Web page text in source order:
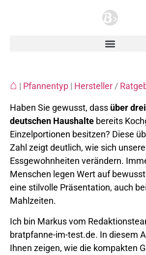
⌂ | Pfannentyp | Hersteller /
Haben Sie gewusst, dass über
deutschen Haushalte bereits
Einzelportionen besitzen? Diese
Zahl zeigt deutlich, wie sich unsere
Essgewohnheiten verändern.
Menschen legen Wert auf
eine stilvolle Präsentation, auch
Mahlzeiten.
Ich bin Markus vom
bratpfanne-im-test.de. In diesem
Ihnen zeigen, wie die kompakten